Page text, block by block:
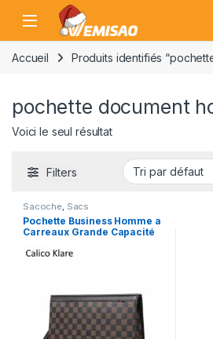
Skip to navigation
Skip to content
Open
Accueil Produits identifiés
pochette document
Voici le seul résultat
Filters
Sacoche Sacs
Pochette Business Homme a
Carreaux Grande Capacité